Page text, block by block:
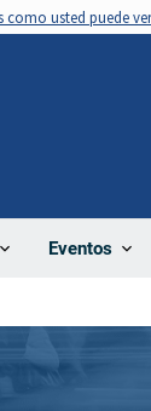
como usted puede
Eventos